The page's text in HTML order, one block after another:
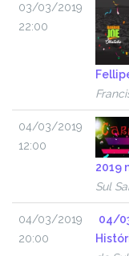
03/03/2019
22:00
04/03/2019
12:00
2019
Sul
04/03/2019
20:00
04/